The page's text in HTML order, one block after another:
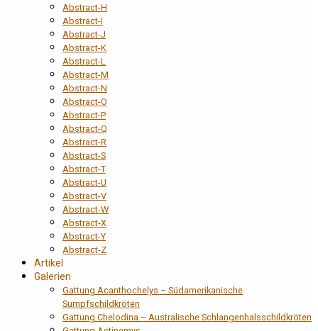
Abstract-H
Abstract-I
Abstract-J
Abstract-K
Abstract-L
Abstract-M
Abstract-N
Abstract-O
Abstract-P
Abstract-Q
Abstract-R
Abstract-S
Abstract-T
Abstract-U
Abstract-V
Abstract-W
Abstract-X
Abstract-Y
Abstract-Z
Artikel
Galerien
Gattung Acanthochelys – Südamerikanische
Sumpfschildkröten
Gattung Chelodina – Australische Schlangenhalsschildkröten